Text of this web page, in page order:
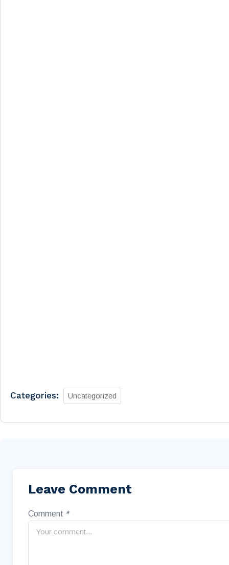
Categories: Uncategorized
Leave Comment
Comment *